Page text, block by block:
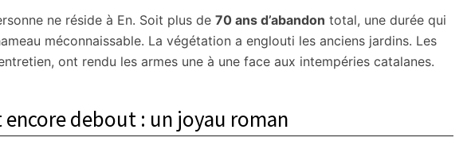
ne réside à En. Soit plus de 70 ans d’abandon total, une durée qui
méconnaissable. La végétation a englouti les anciens jardins. Les
ont rendu les armes une à une face aux intempéries catalanes.
debout : un joyau roman